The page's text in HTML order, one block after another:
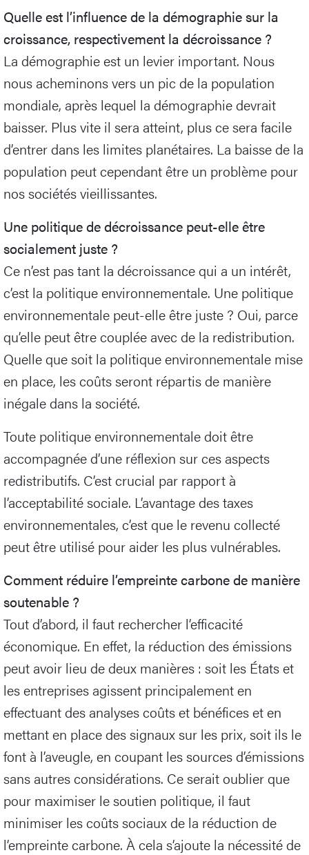
Quelle est l’influence de la démographie sur la
croissance, respectivement la décroissance ?
La démographie est un levier important. Nous
nous acheminons vers un pic de la population
mondiale, après lequel la démographie devrait
baisser. Plus vite il sera atteint, plus ce sera facile
d’entrer dans les limites planétaires. La baisse de la
population peut cependant être un problème pour
nos sociétés vieillissantes.
Une politique de décroissance peut-elle être
socialement juste ?
Ce n’est pas tant la décroissance qui a un intérêt,
c’est la politique environnementale. Une politique
environnementale peut-elle être juste ? Oui, parce
qu’elle peut être couplée avec de la redistribution.
Quelle que soit la politique environnementale mise
en place, les coûts seront répartis de manière
inégale dans la société.
Toute politique environnementale doit être
accompagnée d’une réflexion sur ces aspects
redistributifs. C’est crucial par rapport à
l’acceptabilité sociale. L’avantage des taxes
environnementales, c’est que le revenu collecté
peut être utilisé pour aider les plus vulnérables.
Comment réduire l’empreinte carbone de manière
soutenable ?
Tout d’abord, il faut rechercher l’efficacité
économique. En effet, la réduction des émissions
peut avoir lieu de deux manières : soit les États et
les entreprises agissent principalement en
effectuant des analyses coûts et bénéfices et en
mettant en place des signaux sur les prix, soit ils le
font à l’aveugle, en coupant les sources d’émissions
sans autres considérations. Ce serait oublier que
pour maximiser le soutien politique, il faut
minimiser les coûts sociaux de la réduction de
l’empreinte carbone. À cela s’ajoute la nécessité de